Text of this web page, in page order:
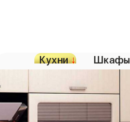
Кухни↓ Шкафы